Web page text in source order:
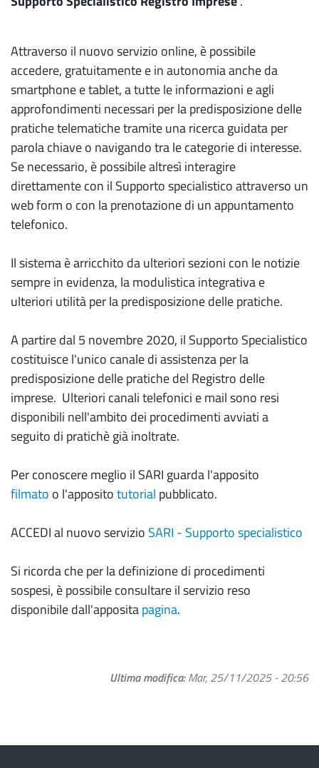
Attraverso il nuovo servizio online, è possibile
accedere, gratuitamente e in autonomia anche da
smartphone e tablet, a tutte le informazioni e agli
approfondimenti necessari per la predisposizione delle
pratiche telematiche tramite una ricerca guidata per
parola chiave o navigando tra le categorie di interesse.
Se necessario, è possibile altresì interagire
direttamente con il Supporto specialistico attraverso un
web form o con la prenotazione di un appuntamento
telefonico.
Il sistema è arricchito da ulteriori sezioni con le notizie
sempre in evidenza, la modulistica integrativa e
ulteriori utilità per la predisposizione delle pratiche.
A partire dal 5 novembre 2020, il Supporto Specialistico
costituisce l'unico canale di assistenza per la
predisposizione delle pratiche del Registro delle
imprese. Ulteriori canali telefonici e mail sono resi
disponibili nell'ambito dei procedimenti avviati a
seguito di pratichè già inoltrate.
Per conoscere meglio il SARI guarda l'apposito
filmato o l'appositotutorial pubblicato.
ACCEDI al nuovo servizio SARI - Supporto specialistico
Si ricorda che per la definizione di procedimenti
sospesi, è possibile consultare il servizio reso
disponibile dall'appositapagina.
Ultima modifica Mar, 25/11/2025 - 20:56